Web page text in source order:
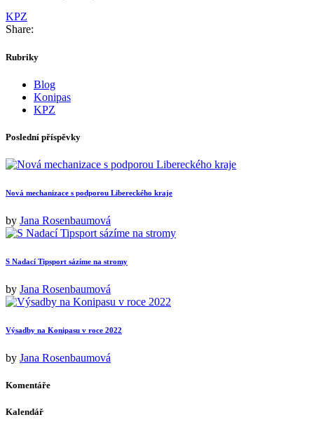
KPZ
Share:
Rubriky
Blog
Konipas
KPZ
Poslední příspěvky
Nová mechanizace s podporou Libereckého kraje
by Jana Rosenbaumová
S Nadací Tipsport sázíme na stromy
by Jana Rosenbaumová
Výsadby na Konipasu v roce 2022
by Jana Rosenbaumová
Komentáře
Kalendář